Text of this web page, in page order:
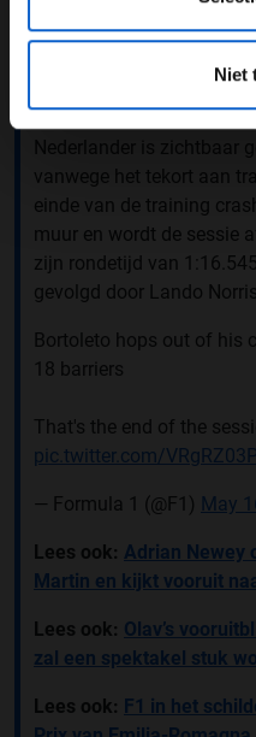
Niet
rondetijden. In de laatste
rapporteert dat hij het
driften is en niet kan
Nederlander is zichtbaar
vanwege het tekort aan
einde van de training
muur en wordt de sessie
zijn rondetijd van
gevolgd door Lando
Bortoleto hops out of his
18 barriers
That's the end of the
pic.twitter.com/
— Formula 1 (@F1) May
Lees ook: Adrian Newey
Martin en kijkt vooruit
Lees ook: Olav’s
zal een spektakel stuk
Lees ook: F1 in het